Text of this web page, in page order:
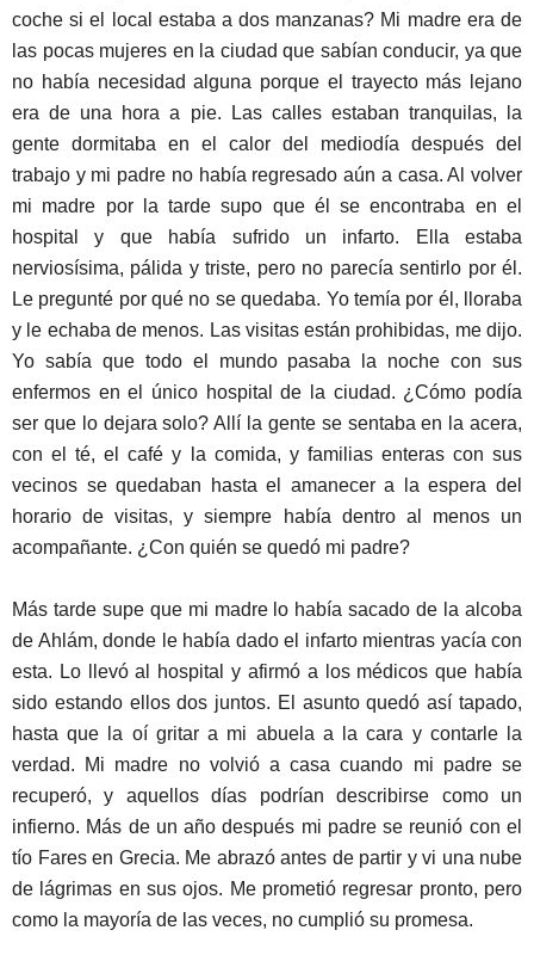
coche si el local estaba a dos manzanas? Mi madre era de
las pocas mujeres en la ciudad que sabían conducir, ya que
no había necesidad alguna porque el trayecto más lejano
era de una hora a pie. Las calles estaban tranquilas, la
gente dormitaba en el calor del mediodía después del
trabajo y mi padre no había regresado aún a casa. Al volver
mi madre por la tarde supo que él se encontraba en el
hospital y que había sufrido un infarto. Ella estaba
nerviosísima, pálida y triste, pero no parecía sentirlo por él.
Le pregunté por qué no se quedaba. Yo temía por él, lloraba
y le echaba de menos. Las visitas están prohibidas, me dijo.
Yo sabía que todo el mundo pasaba la noche con sus
enfermos en el único hospital de la ciudad. ¿Cómo podía
ser que lo dejara solo? Allí la gente se sentaba en la acera,
con el té, el café y la comida, y familias enteras con sus
vecinos se quedaban hasta el amanecer a la espera del
horario de visitas, y siempre había dentro al menos un
acompañante. ¿Con quién se quedó mi padre?
Más tarde supe que mi madre lo había sacado de la alcoba
de Ahlám, donde le había dado el infarto mientras yacía con
esta. Lo llevó al hospital y afirmó a los médicos que había
sido estando ellos dos juntos. El asunto quedó así tapado,
hasta que la oí gritar a mi abuela a la cara y contarle la
verdad. Mi madre no volvió a casa cuando mi padre se
recuperó, y aquellos días podrían describirse como un
infierno. Más de un año después mi padre se reunió con el
tío Fares en Grecia. Me abrazó antes de partir y vi una nube
de lágrimas en sus ojos. Me prometió regresar pronto, pero
como la mayoría de las veces, no cumplió su promesa.